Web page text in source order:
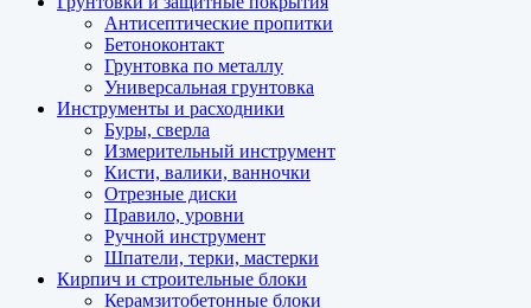
Антисептические пропитки
Бетоноконтакт
Грунтовка по металлу
Универсальная грунтовка
Инструменты и расходники
Буры, сверла
Измерительный инструмент
Кисти, валики, ванночки
Отрезные диски
Правило, уровни
Ручной инструмент
Шпатели, терки, мастерки
Кирпич и строительные блоки
Керамзитобетонные блоки